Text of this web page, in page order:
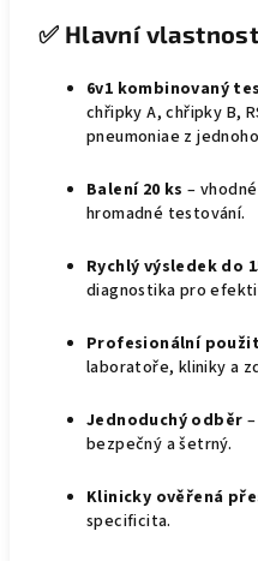
✅ Hlavní
6v1 kombinovaný
chřipky A, chřipky B,
pneumoniae z
Balení 20 ks –
hromadné testování.
Rychlý výsledek do
diagnostika pro
Profesionální
laboratoře, kliniky a
Jednoduchý odběr
bezpečný a šetrný.
Klinicky ověřená
specificita.